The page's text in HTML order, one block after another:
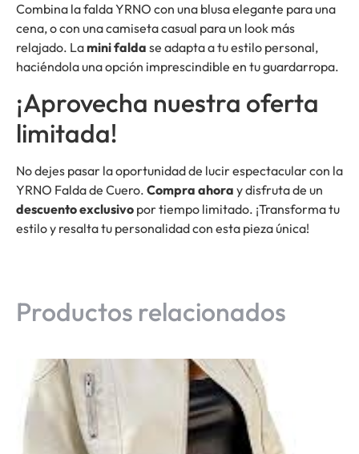
Combina la falda YRNO con una blusa elegante para una
cena, o con una camiseta casual para un look más
relajado. Lamini falda se adapta a tu estilo personal,
haciéndola una opción imprescindible en tu guardarropa.
¡Aprovecha nuestra oferta
limitada!
No dejes pasar la oportunidad de lucir espectacular con la
YRNO Falda de Cuero. Compra ahora y disfruta de un
descuento exclusivo por tiempo limitado. ¡Transforma tu
estilo y resalta tu personalidad con esta pieza única!
Productos relacionados